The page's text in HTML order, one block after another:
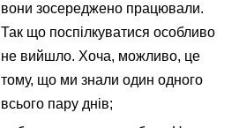
вони зосереджено працювали.
Так що поспілкуватися особливо
не вийшло. Хоча, можливо, це
тому, що ми знали один одного
всього пару днів;